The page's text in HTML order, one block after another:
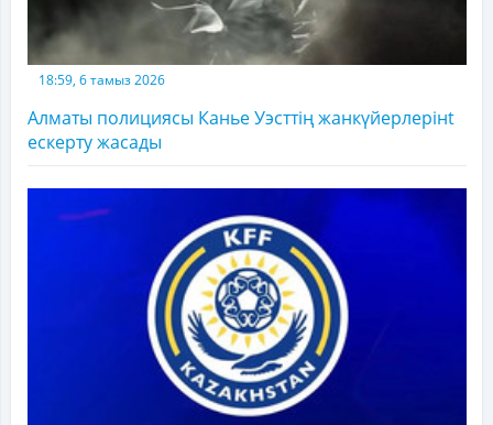
18:59, 6 тамыз 2026
Алматы полициясы Канье Уэсттің жанкүйерлерінt
ескерту жасады